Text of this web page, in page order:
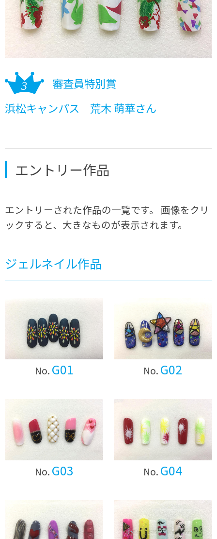
審査員特別賞
浜松キャンパス 荒木 萌華さん
エントリー作品
エントリーされた作品の一覧です。 画像をクリ
ックすると、大きなものが表示されます。
ジェルネイル作品
No. G01 No. G02
No. G03 No. G04